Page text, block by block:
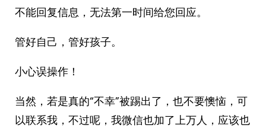
不能回复信息，无法第一时间给您回应。
管好自己，管好孩子。
小心误操作！
当然，若是真的“不幸”被踢出了，也不要懊恼，可
以联系我，不过呢，我微信也加了上万人，应该也